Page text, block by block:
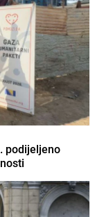
podijeljeno